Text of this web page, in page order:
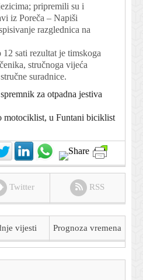
pripremili su i
iz Poreča – Napiši
razglednica na
sati rezultat je timskoga
stručnoga vijeća
suradnice.
za otpadna jestiva
motociklist, u Funtani biciklist
Twitter RSS
vijesti Prognoza vremena